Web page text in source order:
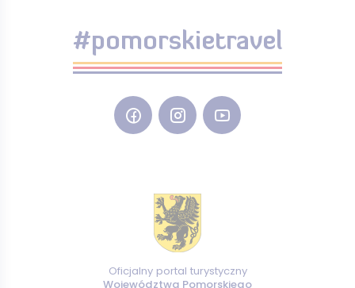
#pomorskietravel
Oficjalny portal turystyczny
Województwa Pomorskiego